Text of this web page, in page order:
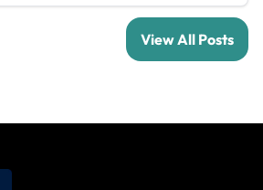
View All Posts